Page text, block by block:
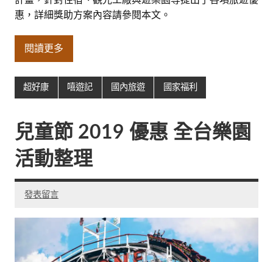
惠，詳細獎助方案內容請參閱本文。
閱讀更多
超好康 嘻遊記 國內旅遊 國家福利
兒童節 2019 優惠 全台樂園
活動整理
發表留言